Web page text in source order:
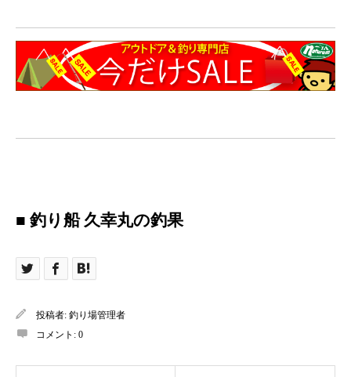
■ 釣り船 久幸丸の釣果
投稿者: 釣り場管理者
コメント: 0